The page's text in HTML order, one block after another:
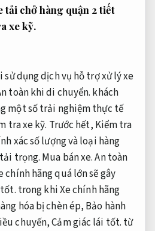
tải chở hàng quận 2 tiết
xe kỹ.
dụng dịch vụ hỗ trợ xử lý xe
toàn khi di chuyển. khách
một số trải nghiệm thực tế
tra xe kỹ. Trước hết, Kiểm tra
xác số lượng và loại hàng
trọng. Mua bán xe.An toàn
chính hãng quá lớn sẽ gây
trong khi Xe chính hãng
hóa bị chèn ép, Bảo hành
chuyến,Cảm giác lái tốt. từ